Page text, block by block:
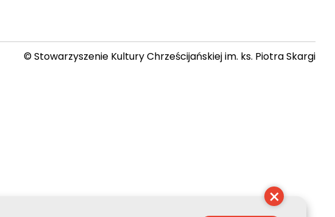
© Stowarzyszenie Kultury Chrześcijańskiej im. ks. Piotra Skargi
×